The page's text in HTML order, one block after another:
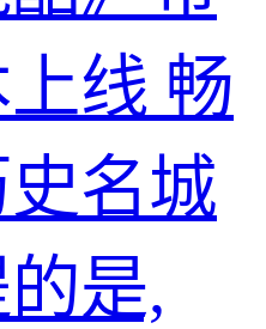
线 畅
名城
是,